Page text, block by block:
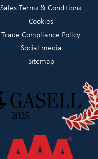
Sales Terms & Conditions
Cookies
Trade Compliance Policy
Social media
Sitemap